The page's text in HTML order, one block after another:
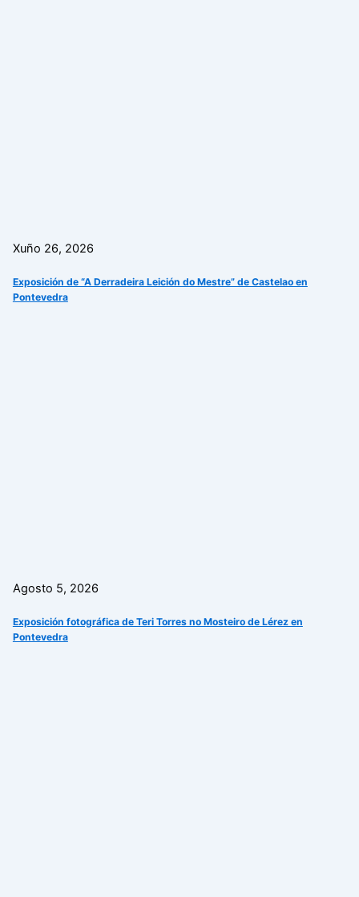
Xuño 26, 2026
Exposición de “A Derradeira Leición do Mestre” de Castelao en
Pontevedra
Agosto 5, 2026
Exposición fotográfica de Teri Torres no Mosteiro de Lérez en
Pontevedra